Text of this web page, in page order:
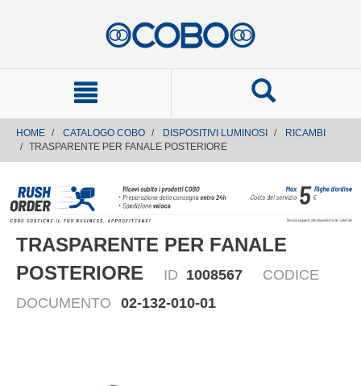
HOME CATALOGO COBO DISPOSITIVI LUMINOSI
RICAMBI
TRASPARENTE PER FANALE POSTERIORE
TRASPARENTE PER FANALE
POSTERIORE
ID 1008567
CODICE
DOCUMENTO
02-132-010-01